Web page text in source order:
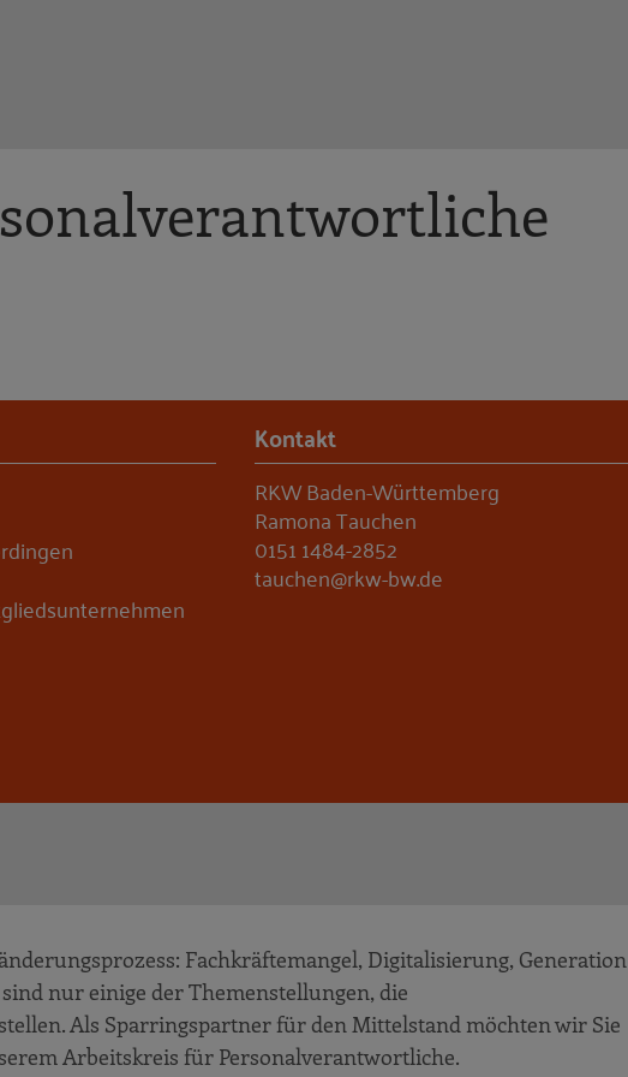
Kontakt
RKW Baden-Württemberg
Ramona Tauchen
0151 1484-2852
tauchen@rkw-bw.de
Fachkräftemangel, Digitalisierung, Generation
nur einige der Themenstellungen, die
Als Sparringspartner für den Mittelstand möchten wir Sie
Arbeitskreis für Personalverantwortliche.